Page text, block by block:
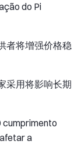
do Pi
者将增强价格稳
采用将影响长期
cumprimento
a